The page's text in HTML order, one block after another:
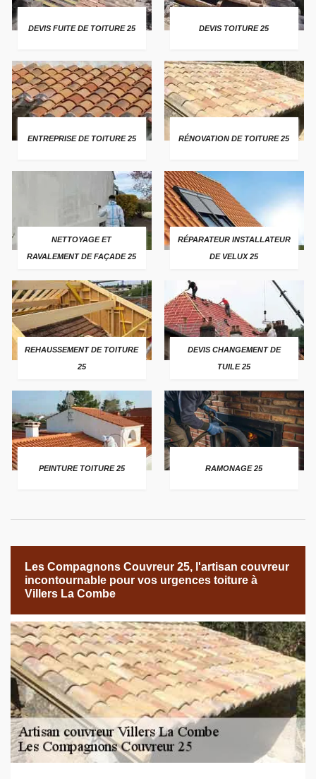
DEVIS FUITE DE TOITURE 25 DEVIS TOITURE 25
ENTREPRISE DE TOITURE 25 RÉNOVATION DE TOITURE 25
NETTOYAGE ET
RAVALEMENT DE FAÇADE 25
RÉPARATEUR INSTALLATEUR
DE VELUX 25
REHAUSSEMENT DE TOITURE
25
DEVIS CHANGEMENT DE
TUILE 25
PEINTURE TOITURE 25 RAMONAGE 25
Les Compagnons Couvreur 25, l'artisan couvreur
incontournable pour vos urgences toiture à
Villers La Combe